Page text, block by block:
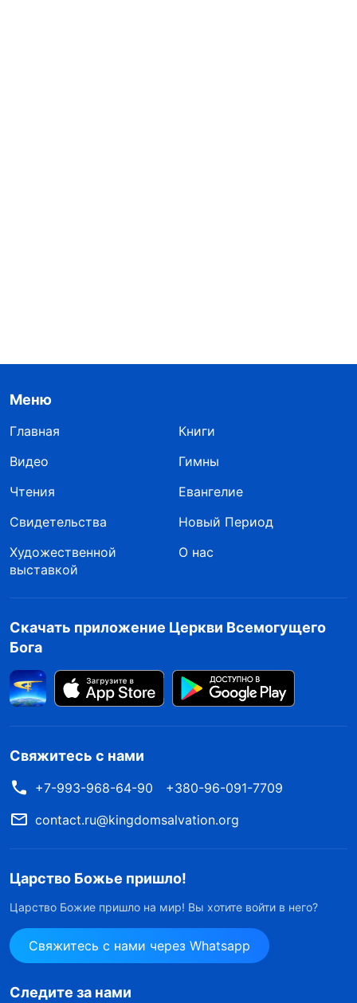
Меню
Главная
Книги
Видео
Гимны
Чтения
Евангелие
Свидетельства
Новый Период
Художественной
выставкой
О нас
Скачать приложение Церкви Всемогущего
Бога
Свяжитесь с нами
+7-993-968-64-90
+380-96-091-7709
contact.ru@kingdomsalvation.org
Царство Божье пришло!
Царство Божие пришло на мир! Вы хотите войти в него?
Свяжитесь с нами через Whatsapp
Следите за нами